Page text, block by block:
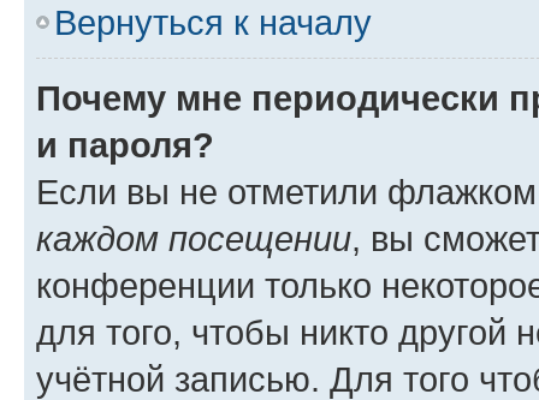
Вернуться к началу
Почему мне периодически
и пароля?
Если вы не отметили
каждом посещении, вы
конференции только
для того, чтобы никто другой
учётной записью. Для того